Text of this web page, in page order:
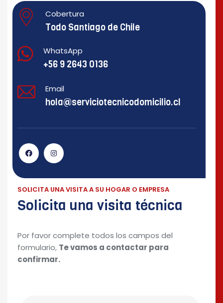
Cobertura
Todo Santiago de Chile
WhatsApp
+56 9 2643 0136
Email
hola@serviciotecnicodomicilio.cl
SOLICITA UNA VISITA A SU HOGAR O EMPRESA
Solicita una visita técnica
Por favor complete todos los campos del
formulario, Te vamos a contactar para
confirmar.